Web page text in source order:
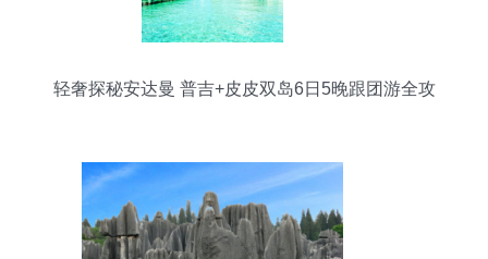
轻奢探秘安达曼 普吉+皮皮双岛6日5晚跟团游全攻